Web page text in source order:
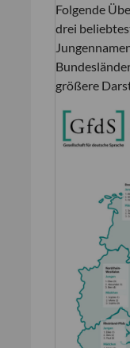
Folgende
drei
größere